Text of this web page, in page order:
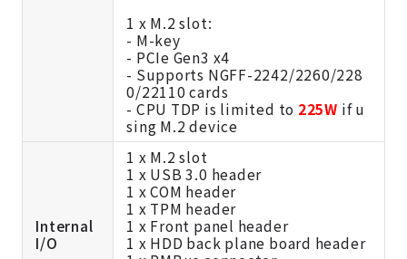
1 x M.2 slot:
- M-key
- PCIe Gen3 x4
- Supports NGFF-2242/2260/228
0/22110 cards
- CPU TDP is limited to 225W if u
sing M.2 device
Internal
I/O
1 x M.2 slot
1 x USB 3.0 header
1 x COM header
1 x TPM header
1 x Front panel header
1 x HDD back plane board header